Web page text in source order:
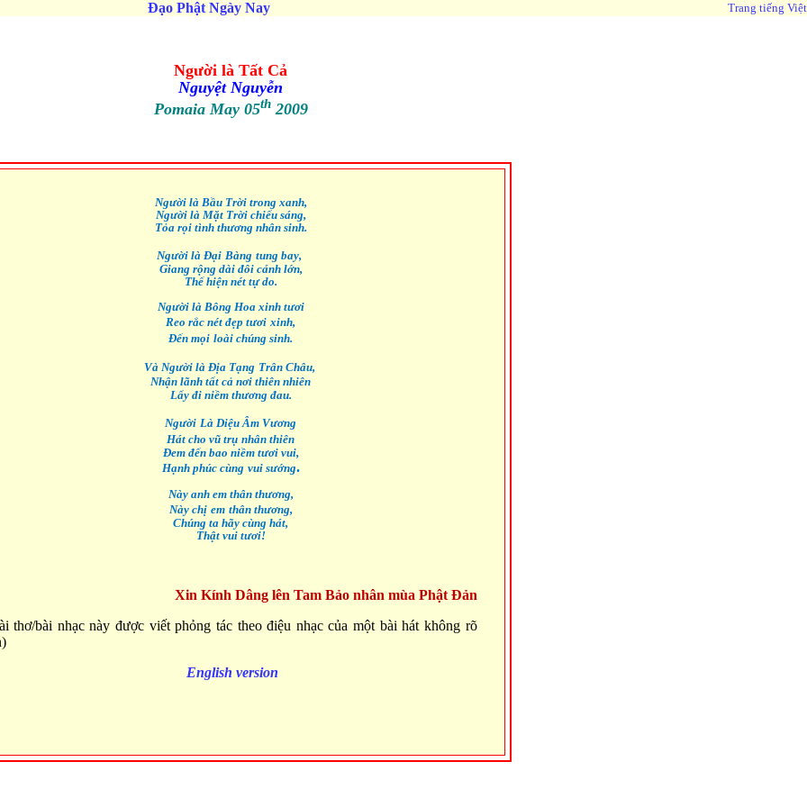
Đạo Phật Ngày Nay Trang tiếng Việt
Người là Tất Cả
Nguyệt Nguyễn
Pomaia May 05th2009
Người là Bầu Trời trong xanh,
Người là Mặt Trời chiếu sáng,
Tỏa rọi tình thương nhân sinh.
Người là Đại Bàng tung bay,
Giang rộng dài đôi cánh lớn,
Thể hiện nét tựdo.
Người là Bông Hoa xinh tươi
Reo rắc nét đẹp tươi xinh,
Đến mọi loài chúng sinh.
Và Người là Địa Tạng Trân Châu,
Nhận lãnh tất cả nơi thiên nhiên
Lấy đi niềm thương đau.
Người Là Diệu Âm Vương
Hát cho vũ trụ nhân thiên
Đem đến bao niềm tươi vui,
Hạnh phúc cùng vui sướng.
Này anh em thân thương,
Này chị em thân thương,
Chúng ta hãy cùng hát,
Thật vui tươi!
Xin Kính Dâng lên Tam Bảo nhân mùa Phật Đản
thơ/bài nhạc này được viết phỏng tác theo điệu nhạc của một bài hát không rõ
English version